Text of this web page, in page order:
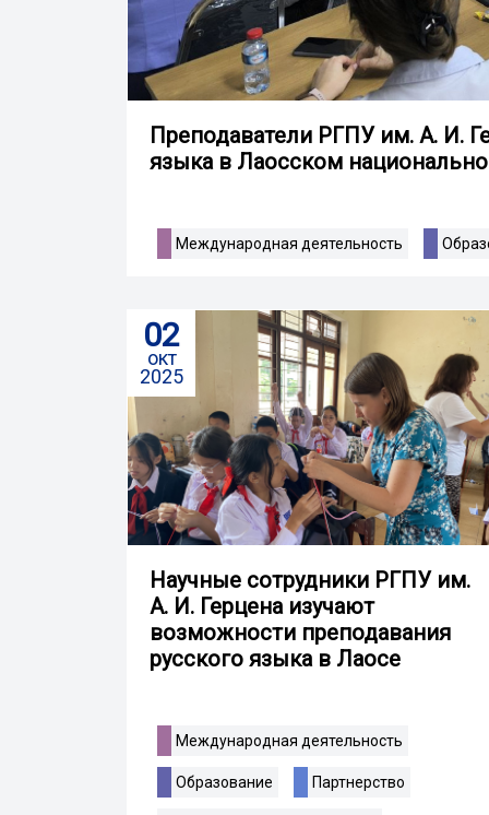
Преподаватели РГПУ им. А. И.
языка в Лаосском
Международная деятельность
02
окт
2025
Научные сотрудники РГПУ им.
А. И. Герцена изучают
возможности преподавания
русского языка в Лаосе
Международная деятельность
Образование Партнерство